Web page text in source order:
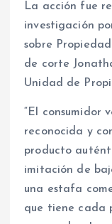
La acción fue
investigación
sobre
de corte
Unidad de
“El consumidor
reconocida y
producto
imitación de
una estafa
que tiene cada